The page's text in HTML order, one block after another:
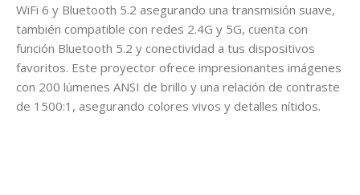
WiFi 6 y Bluetooth 5.2 asegurando una transmisión suave,
también compatible con redes 2.4G y 5G, cuenta con
función Bluetooth 5.2 y conectividad a tus dispositivos
favoritos. Este proyector ofrece impresionantes imágenes
con 200 lúmenes ANSI de brillo y una relación de contraste
de 1500:1, asegurando colores vivos y detalles nítidos.